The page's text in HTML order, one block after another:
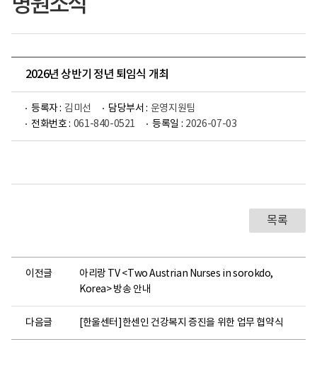
로
2026년 상반기 정년 퇴임식 개최
등록자 : 김미선 담당부서 : 운영지원팀
전화번호 : 061-840-0521 등록일 : 2026-07-03
목록
이전글
아리랑 TV <Two Austrian Nurses in sorokdo,
Korea> 방송 안내
다음글 [한울센터]한센인 건강복지 증진을 위한 업무 협약식